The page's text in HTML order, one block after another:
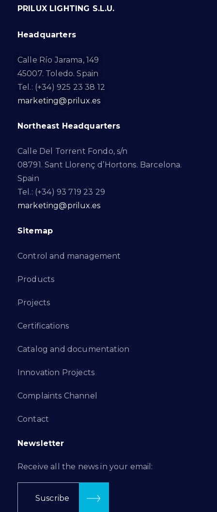
PRILUX LIGHTING S.L.U.
Headquarters
Calle Río Jarama, 149
45007. Toledo. Spain
Tel.: (+34) 925 23 38 12
marketing@prilux.es
Northeast Headquarters
Calle Del Torrent Fondo, s/n
08791. Sant Llorenç d’Hortons. Barcelona.
Spain
Tel.: (+34) 93 719 23 29
marketing@prilux.es
Sitemap
Control and management
Products
Projects
Certifications
Catalog and documentation
Innovation Projects
Complaints Channel
Contact
Newsletter
Receive all the news in your email:
Suscribe